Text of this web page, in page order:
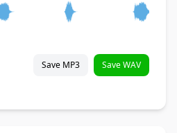
Save MP3 Save WAV